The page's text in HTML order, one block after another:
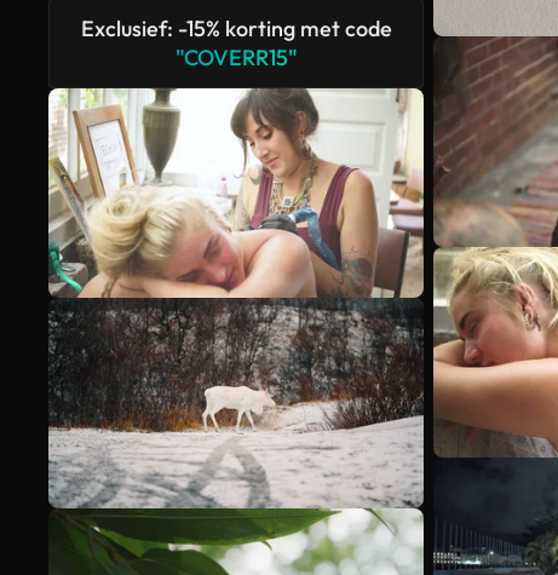
Exclusief: -15% korting met code
"COVERR15"